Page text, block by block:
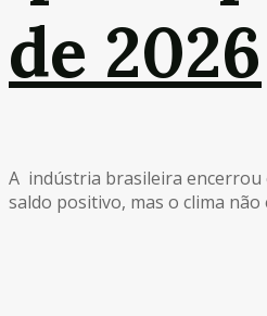
de 2026
A indústria brasileira encerrou
saldo positivo, mas o clima não